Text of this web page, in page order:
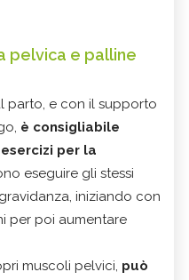
pelvica e palline
parto, e con il supporto
è consigliabile
per la
eseguire gli stessi
iniziando con
per poi aumentare
muscoli pelvici, può